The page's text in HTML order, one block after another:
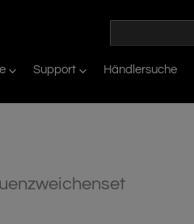
Support Händlersuche